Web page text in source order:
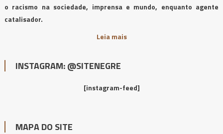
o racismo na sociedade, imprensa e mundo, enquanto agente
catalisador.
Leia mais
INSTAGRAM: @SITENEGRE
[instagram-feed]
MAPA DO SITE